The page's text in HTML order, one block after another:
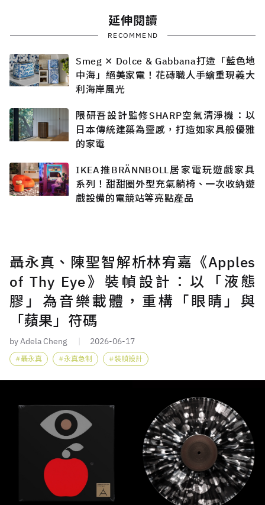
延伸閱讀
RECOMMEND
Smeg ✕ Dolce & Gabbana打造「藍色地
中海」絕美家電！花磚職人手繪重現義大
利海岸風光
隈研吾設計監修SHARP空氣清淨機：以
日本傳統建築為靈感，打造如家具般優雅
的家電
IKEA推BRÄNNBOLL居家電玩遊戲家具
系列！甜甜圈外型充氣躺椅、一次收納遊
戲設備的電競站等亮點產品
聶永真、陳聖智解析林宥嘉《Apples
of Thy Eye》裝幀設計：以「液態
膠」為音樂載體，重構「眼睛」與
「蘋果」符碼
by Adela Cheng 2026-06-17
聶永真 永真急制 裝幀設計